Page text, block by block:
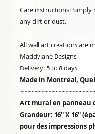
Care instructions:
any dirt or dust.
All wall art creations are
Maddylane Designs
Delivery: 5 to 8 days
Made in Montreal,
Art mural en panneau
Grandeur: 16'' X 16''
pour des impressions